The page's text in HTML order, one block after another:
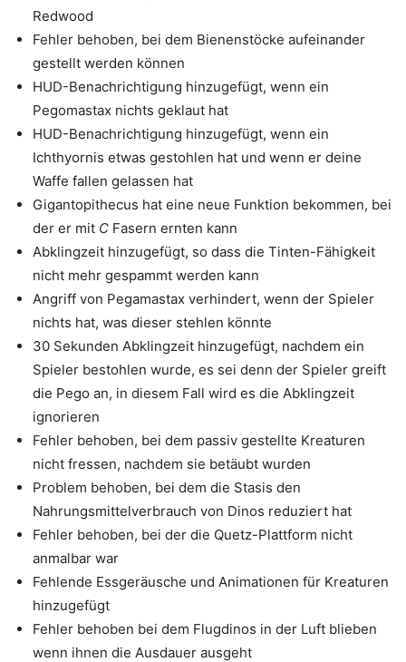
Redwood
Fehler behoben, bei dem Bienenstöcke aufeinander
gestellt werden können
HUD-Benachrichtigung hinzugefügt, wenn ein
Pegomastax nichts geklaut hat
HUD-Benachrichtigung hinzugefügt, wenn ein
Ichthyornis etwas gestohlen hat und wenn er deine
Waffe fallen gelassen hat
Gigantopithecus hat eine neue Funktion bekommen, bei
der er mit C Fasern ernten kann
Abklingzeit hinzugefügt, so dass die Tinten-Fähigkeit
nicht mehr gespammt werden kann
Angriff von Pegamastax verhindert, wenn der Spieler
nichts hat, was dieser stehlen könnte
30 Sekunden Abklingzeit hinzugefügt, nachdem ein
Spieler bestohlen wurde, es sei denn der Spieler greift
die Pego an, in diesem Fall wird es die Abklingzeit
ignorieren
Fehler behoben, bei dem passiv gestellte Kreaturen
nicht fressen, nachdem sie betäubt wurden
Problem behoben, bei dem die Stasis den
Nahrungsmittelverbrauch von Dinos reduziert hat
Fehler behoben, bei der die Quetz-Plattform nicht
anmalbar war
Fehlende Essgeräusche und Animationen für Kreaturen
hinzugefügt
Fehler behoben bei dem Flugdinos in der Luft blieben
wenn ihnen die Ausdauer ausgeht